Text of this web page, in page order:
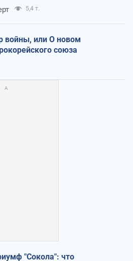
5,4 т.
войны, или О новом
союза
"Сокола": что